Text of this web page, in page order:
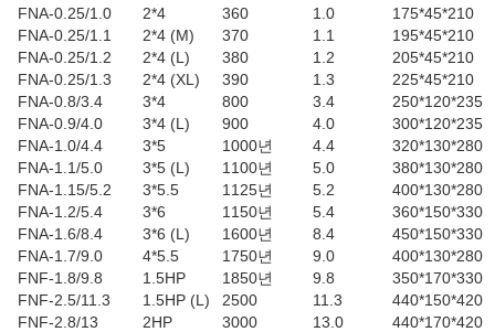
FNA-0.25/1.0 2*4 360 1.0
175*45*210
FNA-0.25/1.1
2*4 (M) 370 1.1
195*45*210
FNA-0.25/1.2
2*4 (L) 380 1.2
205*45*210
FNA-0.25/1.3
2*4 (XL) 390 1.3
225*45*210
FNA-0.8/3.4
3*4 800 3.4
250*120*235
FNA-0.9/4.0
3*4 (L) 900 4.0
300*120*235
FNA-1.0/4.4
3*5 1000년 4.4
320*130*280
FNA-1.1/5.0
3*5 (L) 1100년 5.0
380*130*280
FNA-1.15/5.2
3*5.5 1125년 5.2
400*130*280
FNA-1.2/5.4
3*6 1150년 5.4
360*150*330
FNA-1.6/8.4
3*6 (L) 1600년 8.4
450*150*330
FNA-1.7/9.0
4*5.5 1750년 9.0
400*130*280
FNF-1.8/9.8
1.5HP 1850년 9.8
350*170*330
FNF-2.5/11.3
1.5HP (L) 2500 11.3
440*150*420
FNF-2.8/13
2HP 3000 13.0
440*170*420